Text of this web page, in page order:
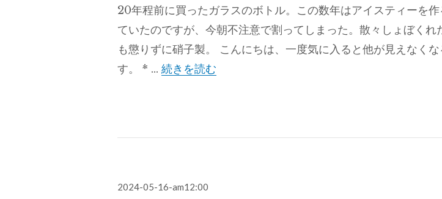
20年程前に買ったガラスのボトル。この数年はアイスティーを作
ていたのですが、今朝不注意で割ってしまった。散々しょぼくれ
も懲りずに硝子製。 こんにちは、一度気に入ると他が見えなく
す。 * … 続きを読む
投
2024-05-16-am12:00